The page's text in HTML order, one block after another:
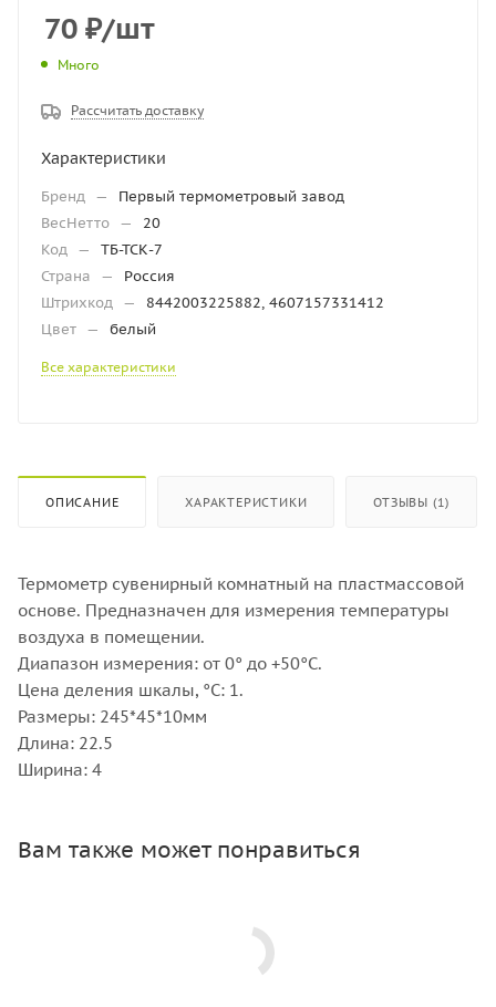
70 ₽/шт
Много
Рассчитать доставку
Характеристики
Бренд —
Первый термометровый завод
ВесНетто —
20
Код —
ТБ-ТСК-7
Страна
—
Россия
Штрихкод —
8442003225882, 4607157331412
Цвет — белый
Все характеристики
ОПИСАНИЕ ХАРАКТЕРИСТИКИ ОТЗЫВЫ (1)
Термометр сувенирный комнатный на пластмассовой
основе. Предназначен для измерения температуры
воздуха в помещении.
Диапазон измерения: от 0° до +50°С.
Цена деления шкалы, °С: 1.
Размеры: 245*45*10мм
Длина: 22.5
Ширина: 4
Вам также может понравиться